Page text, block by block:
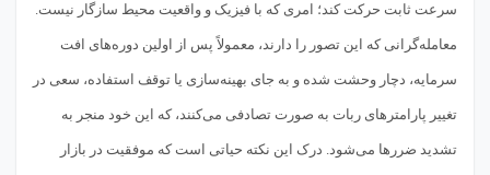
سرعت ثابت حرکت کند؛ امری که با فیزیک و واقعیت محیط سازگار نیست.
معامله‌گرانی که این تصور را دارند، معمولاً پس از اولین دوره‌های افت
سرمایه، دچار وحشت شده و به جای بهینه‌سازی یا توقف استفاده، سعی در
تغییر پارامترهای ربات به صورت تصادفی می‌کنند، که این خود منجر به
تشدید ضررها می‌شود. درک این نکته حیاتی است که موفقیت در بازار